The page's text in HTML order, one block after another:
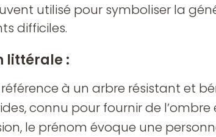
utilisé pour symboliser la
difficiles.
littérale :
à un arbre résistant et
connu pour fournir de l’ombre
le prénom évoque une